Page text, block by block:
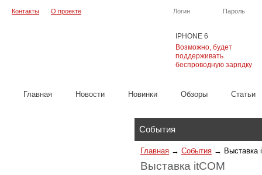
IPHONE 6
Возможно, будет
поддерживать
беспроводную зарядку
Логин Пароль
Контакты О проекте
Главная Новости Новинки Обзоры Cтатьи
События
Главная → События → Выставка
Выставка itCOM